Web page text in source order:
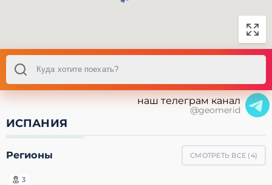
наш телеграм канал
@geomerid
ИСПАНИЯ
Регионы СМОТРЕТЬ ВСЕ (4)
3